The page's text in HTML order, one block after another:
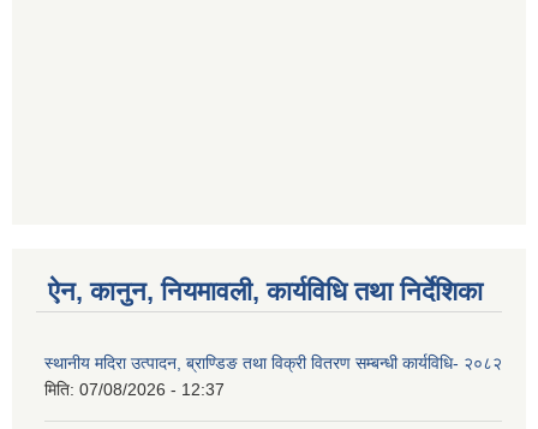
ऐन, कानुन, नियमावली, कार्यविधि तथा निर्देशिका
स्थानीय मदिरा उत्पादन, ब्राण्डिङ तथा विक्री वितरण सम्बन्धी कार्यविधि- २०८२
मिति: 07/08/2026 - 12:37